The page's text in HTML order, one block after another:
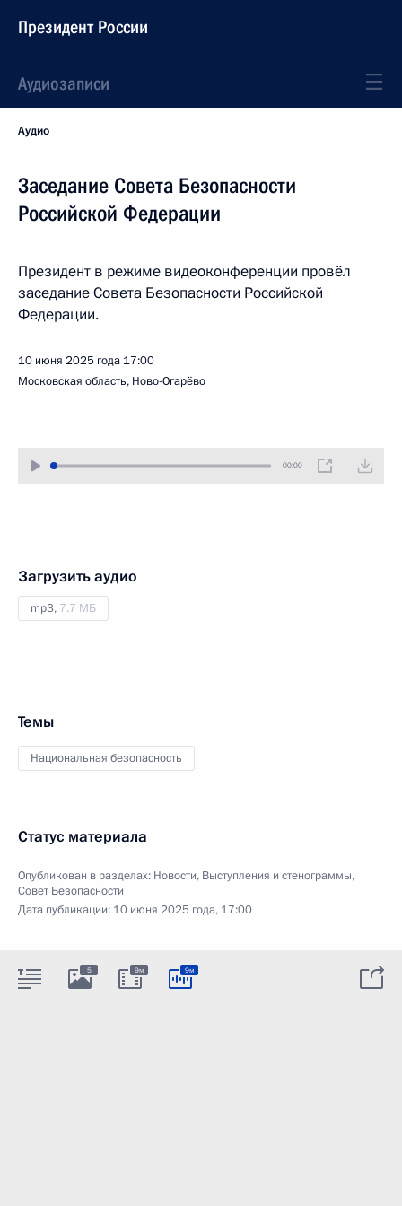
Президент России
Аудиозаписи
Аудио
Заседание Совета Безопасности
Российской Федерации
Президент в режиме видеоконференции провёл
заседание Совета Безопасности Российской
Федерации.
10 июня 2025 года 17:00
Московская область, Ново-Огарёво
00:00
Загрузить аудио
mp3, 7.7 МБ
Темы
Национальная безопасность
Статус материала
Опубликован в разделах: Новости, Выступления и стенограммы,
Совет Безопасности
Дата публикации: 10 июня 2025 года, 17:00
5 9м 9м